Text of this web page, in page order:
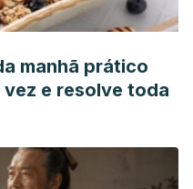
manhã prático
e resolve toda